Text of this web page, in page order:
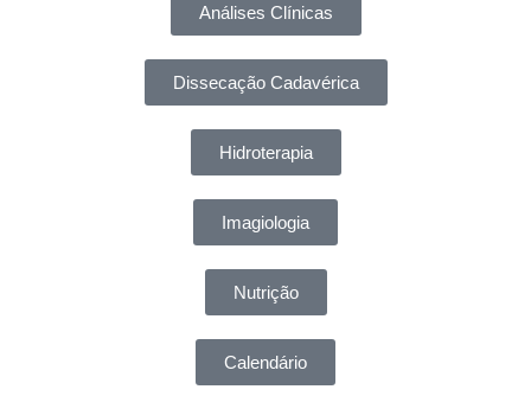
Análises Clínicas
Dissecação Cadavérica
Hidroterapia
Imagiologia
Nutrição
Calendário